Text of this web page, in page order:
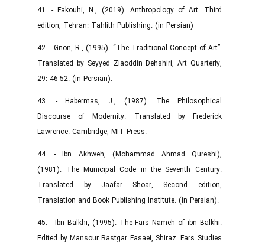
41. - Fakouhi, N., (2019). Anthropology of Art. Third
edition, Tehran: Tahlith Publishing. (in Persian)
42. - Gnon, R., (1995). “The Traditional Concept of Art”.
Translated by Seyyed Ziaoddin Dehshiri, Art Quarterly,
29: 46-52. (in Persian).
43. - Habermas, J., (1987). The Philosophical
Discourse of Modernity. Translated by Frederick
Lawrence. Cambridge, MIT Press.
44. - Ibn Akhweh, (Mohammad Ahmad Qureshi),
(1981). The Municipal Code in the Seventh Century.
Translated by Jaafar Shoar, Second edition,
Translation and Book Publishing Institute. (in Persian).
45. - Ibn Balkhi, (1995). The Fars Nameh of ibn Balkhi.
Edited by Mansour Rastgar Fasaei, Shiraz: Fars Studies